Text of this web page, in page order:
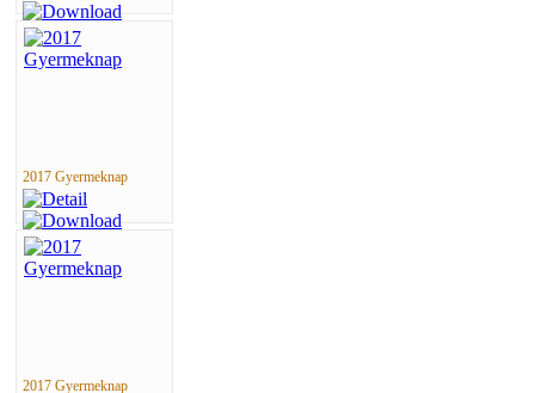
2017 Gyermeknap
2017 Gyermeknap